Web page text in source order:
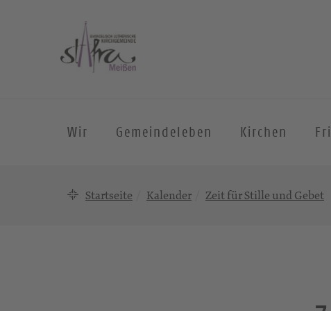
Wir Gemeindeleben Kirchen
Startseite Kalender Zeit für Stille und Gebet